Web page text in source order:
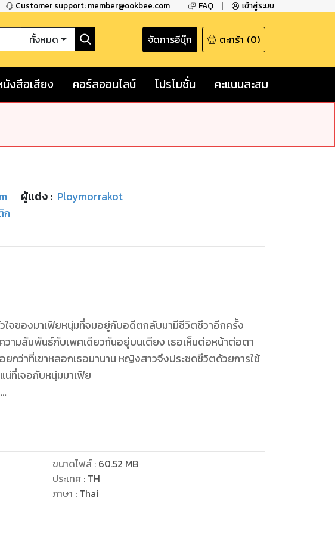
Customer support: member@ookbee.com FAQ เข้าสู่ระบบ
ทั้งหมด จัดการอีบุ๊ก ตะกร้า (0)
นังสือเสียง คอร์สออนไลน์ โปรโมชั่น คะแนนสะสม
ผู้แต่ง : Ploymorrakot
ก
ใจของมาเฟียหนุ่มที่จมอยู่กับอดีตกลับมามีชีวิตชีวาอีกครั้ง
วามสัมพันธ์กับเพศเดียวกันอยู่บนเตียง เธอเห็นต่อหน้าต่อตา
ยกว่าที่เขาหลอกเธอมานาน หญิงสาวจึงประชดชีวิตด้วยการใช้
น่ที่เจอกับหนุ่มมาเฟีย
เขาอย่างง่ายดาย
ขนาดไฟล์: 60.52 MB
ประเทศ : TH
ภาษา : Thai